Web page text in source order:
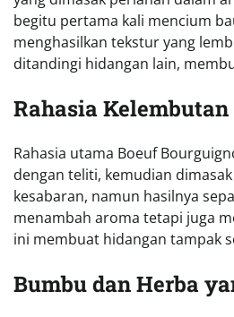
begitu pertama kali mencium
menghasilkan tekstur yang
ditandingi hidangan lain,
Rahasia
Rahasia utama Boeuf
dengan teliti, kemudian
kesabaran, namun hasilnya
menambah aroma tetapi juga
ini membuat hidangan tampak
Bumbu dan Herba